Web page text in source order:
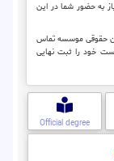
به حضور شما در این
حقوقی موسسه تماس
خود را ثبت نهایی
Official degree